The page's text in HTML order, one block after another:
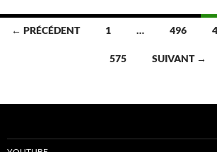
Navigation
← PRÉCÉDENT 1 … 496
575 SUIVANT →